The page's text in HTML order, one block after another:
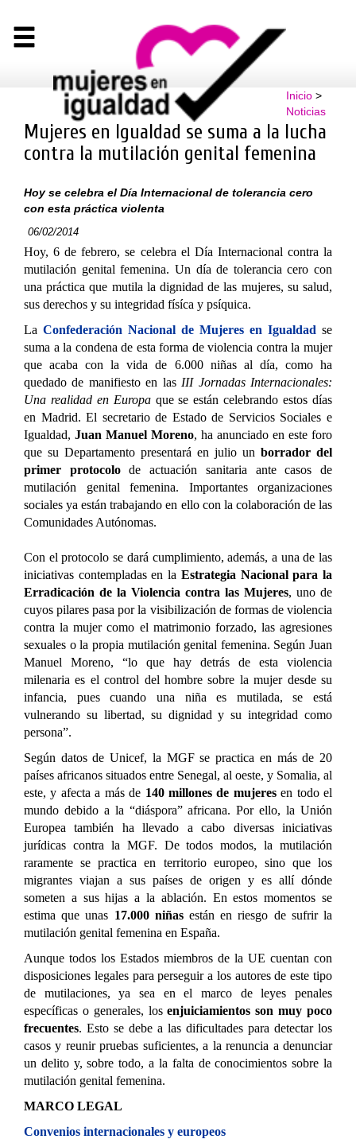
Inicio>
Noticias
Mujeres en Igualdad se suma a la lucha
contra la mutilación genital femenina
Hoy se celebra el Día Internacional de tolerancia cero
con esta práctica violenta
06/02/2014
Hoy, 6 de febrero, se celebra el Día Internacional contra la
mutilación genital femenina. Un día de tolerancia cero con
una práctica que mutila la dignidad de las mujeres, su salud,
sus derechos y su integridad físíca y psíquica.
La Confederación Nacional de Mujeres en Igualdad se
suma a la condena de esta forma de violencia contra la mujer
que acaba con la vida de 6.000 niñas al día, como ha
quedado de manifiesto en las III Jornadas Internacionales:
Una realidad en Europaque se están celebrando estos días
en Madrid.El secretario de Estado de Servicios Sociales e
Igualdad, Juan Manuel Moreno, ha anunciado en este foro
que su Departamento presentará en julio un borrador del
primer protocolode actuación sanitaria ante casos de
mutilación genital femenina. Importantes organizaciones
sociales ya están trabajando en ello con la colaboración de las
Comunidades Autónomas.
Con el protocolo se dará cumplimiento, además, a una de las
iniciativas contempladas en la Estrategia Nacional para la
Erradicación de la Violencia contra las Mujeres, uno de
cuyos pilares pasa por la visibilización de formas de violencia
contra la mujer como el matrimonio forzado, las agresiones
sexuales o la propia mutilación genital femenina. Según Juan
Manuel Moreno, “lo que hay detrás de esta violencia
milenaria es el control del hombre sobre la mujer desde su
infancia, pues cuando una niña es mutilada, se está
vulnerando su libertad, su dignidad y su integridad como
persona”.
Según datos de Unicef, la MGF se practica en más de 20
países africanos situados entre Senegal, al oeste, y Somalia, al
este, y afecta a más de 140 millones de mujeresen todo el
mundo debido a la “diáspora” africana. Por ello, la Unión
Europea también ha llevado a cabo diversas iniciativas
jurídicas contra la MGF. De todos modos, la mutilación
raramente se practica en territorio europeo, sino que los
migrantes viajan a sus países de origen y es allí dónde
someten a sus hijas a la ablación. En estos momentos se
estima que unas 17.000 niñasestán en riesgo de sufrir la
mutilación genital femenina en España.
Aunque todos los Estados miembros de la UE cuentan con
disposiciones legales para perseguir a los autores de este tipo
de mutilaciones, ya sea en el marco de leyes penales
específicas o generales, losenjuiciamientos son muy poco
frecuentes. Esto se debe a las dificultades para detectar los
casos y reunir pruebas suficientes, a la renuncia a denunciar
un delito y, sobre todo, a la falta de conocimientos sobre la
mutilación genital femenina.
MARCO LEGAL
Convenios internacionales y europeos